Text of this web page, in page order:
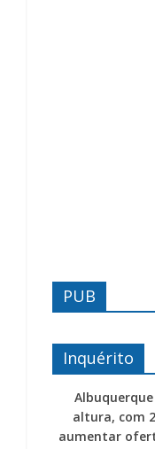
PUB
Inquérito
altura, com
aumentar